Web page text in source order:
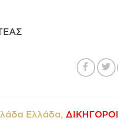
Ελλάδα, ΔΙΚΗΓΟΡΟΙ